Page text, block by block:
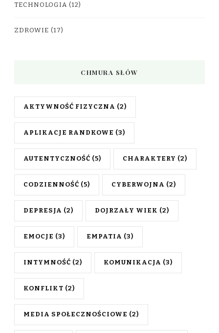
TECHNOLOGIA (12)
ZDROWIE (17)
CHMURA SŁÓW
AKTYWNOŚĆ FIZYCZNA (2)
APLIKACJE RANDKOWE (3)
AUTENTYCZNOŚĆ (5) CHARAKTERY (2)
CODZIENNOŚĆ (5) CYBERWOJNA (2)
DEPRESJA (2) DOJRZAŁY WIEK (2)
EMOCJE (3) EMPATIA (3)
INTYMNOŚĆ (2) KOMUNIKACJA (3)
KONFLIKT (2)
MEDIA SPOŁECZNOŚCIOWE (2)